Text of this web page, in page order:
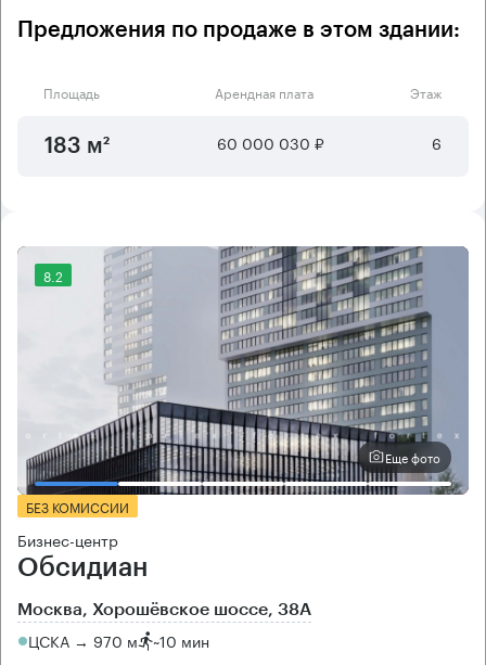
Предложения по продаже в этом здании:
Площадь Арендная плата Этаж
183 м² 60 000 030 ₽ 6
8.2
Еще фото
БЕЗ КОМИССИИ
Бизнес-центр
Обсидиан
Москва, Хорошёвское шоссе, 38А
ЦСКА → 970 м ~10 мин